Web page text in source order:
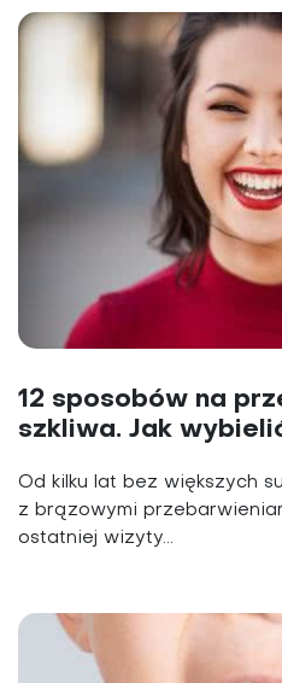
12 sposobów na
szkliwa. Jak
Od kilku lat bez większych
z brązowymi
ostatniej wizyty...